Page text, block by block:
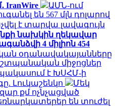
IranWire
ԱՄՆ-ում
են 567 մլն դոլարով
է տարվա լավագույն
նախկին ղեկավար
4 միլիոն 454
օդանավակայանները
միջոցներ
է ԽՍՀՄ-ի
Լուկաշենկո
Մեկ
քմ ոչնչացված
են տուժել